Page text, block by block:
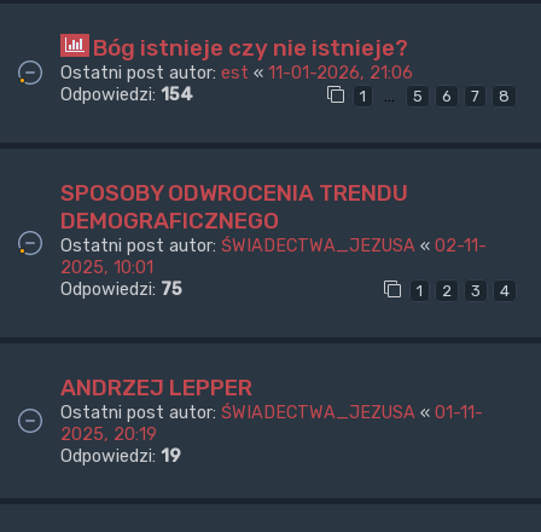
Bóg istnieje czy nie istnieje?
Ostatni post autor: est « 11-01-2026, 21:06
Odpowiedzi: 154 1 … 5 6 7 8
SPOSOBY ODWROCENIA TRENDU
DEMOGRAFICZNEGO
Ostatni post autor: ŚWIADECTWA_JEZUSA « 02-11-
2025, 10:01
Odpowiedzi: 75 1 2 3 4
ANDRZEJ LEPPER
Ostatni post autor: ŚWIADECTWA_JEZUSA « 01-11-
2025, 20:19
Odpowiedzi: 19